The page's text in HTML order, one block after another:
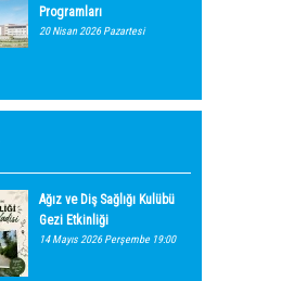
Programları
20 Nisan 2026 Pazartesi
Ağız ve Diş Sağlığı Kulübü
Gezi Etkinliği
14 Mayıs 2026 Perşembe 19:00